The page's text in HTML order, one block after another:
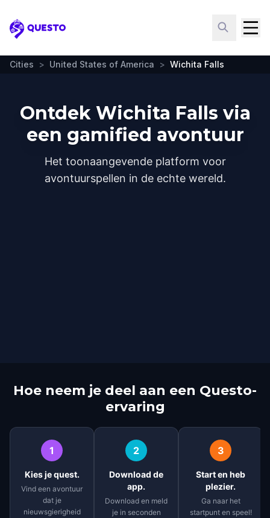
Questo
Cities > United States of America > Wichita Falls
Ontdek Wichita Falls via
een gamified avontuur
Het toonaangevende platform voor
avontuurspellen in de echte wereld.
Hoe neem je deel aan een Questo-
ervaring
1
Kies je quest.
Vind een avontuur
dat je
nieuwsgierigheid
2
Download de
app.
Download en meld
je in seconden
3
Start en heb
plezier.
Ga naar het
startpunt en speel!